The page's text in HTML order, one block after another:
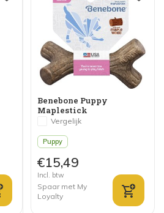
Benebone Puppy
Maplestick
Vergelijk
Puppy
€15,49
Incl. btw
Spaar met My
Loyalty